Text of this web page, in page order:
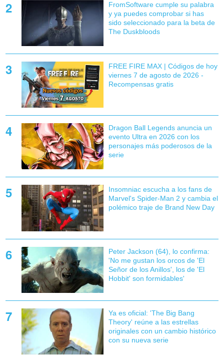
FromSoftware cumple su palabra
y ya puedes comprobar si has
sido seleccionado para la beta de
The Duskbloods
FREE FIRE MAX | Códigos de hoy
viernes 7 de agosto de 2026 -
Recompensas gratis
Dragon Ball Legends anuncia un
evento Ultra en 2026 con los
personajes más poderosos de la
serie
Insomniac escucha a los fans de
Marvel's Spider-Man 2 y cambia el
polémico traje de Brand New Day
Peter Jackson (64), lo confirma:
'No me gustan los orcos de 'El
Señor de los Anillos', los de 'El
Hobbit' son formidables'
Ya es oficial: 'The Big Bang
Theory' reúne a las estrellas
originales con un cambio histórico
con su nueva serie